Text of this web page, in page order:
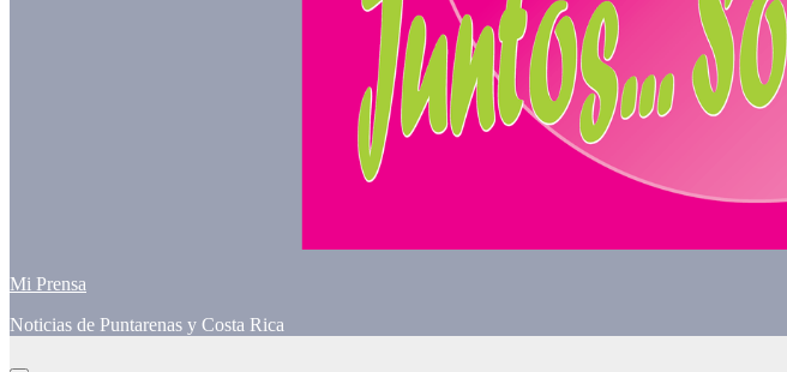
Mi Prensa
Noticias de Puntarenas y Costa Rica